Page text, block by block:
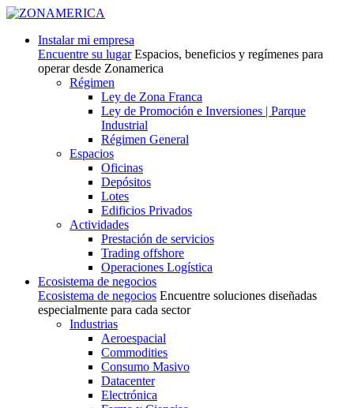
Instalar mi empresa
Encuentre su lugar Espacios, beneficios y regímenes para
operar desde Zonamerica
Régimen
Ley de Zona Franca
Ley de Promoción e Inversiones | Parque
Industrial
Régimen General
Espacios
Oficinas
Depósitos
Lotes
Edificios Privados
Actividades
Prestación de servicios
Trading offshore
Operaciones Logística
Ecosistema de negocios
Ecosistema de negocios Encuentre soluciones diseñadas
especialmente para cada sector
Industrias
Aeroespacial
Commodities
Consumo Masivo
Datacenter
Electrónica